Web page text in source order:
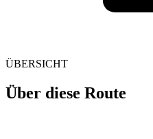
ÜBERSICHT
Über diese Route